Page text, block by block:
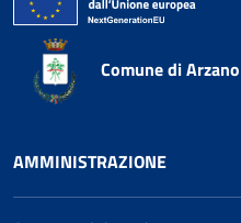
Comune di Arzano
AMMINISTRAZIONE